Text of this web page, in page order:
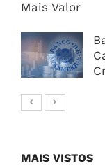
Mais Valor
MAIS VISTOS